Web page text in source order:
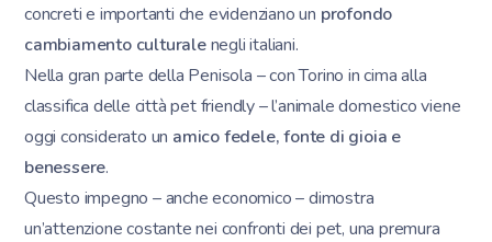
concreti e importanti che evidenziano un profondo
cambiamento culturalenegli italiani.
Nella gran parte della Penisola – con Torino in cima alla
classifica delle città pet friendly – l’animale domestico viene
oggi considerato un amico fedele, fonte di gioia e
benessere.
Questo impegno – anche economico – dimostra
un’attenzione costante nei confronti dei pet, una premura